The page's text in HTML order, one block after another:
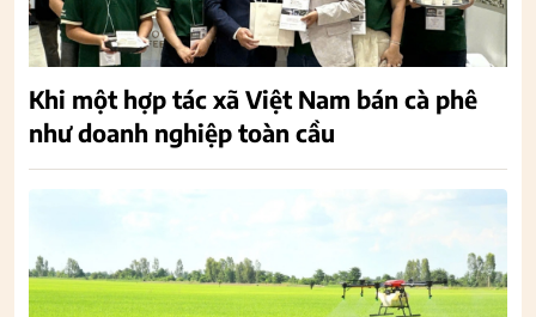
Khi một hợp tác xã Việt Nam bán cà phê
như doanh nghiệp toàn cầu